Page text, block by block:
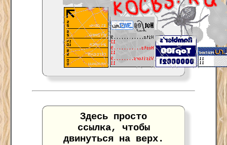
Здесь просто
ссылка, чтобы
двинуться на верх.